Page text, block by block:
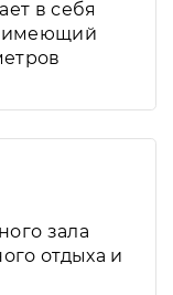
в себя
имеющий
зала
отдыха и